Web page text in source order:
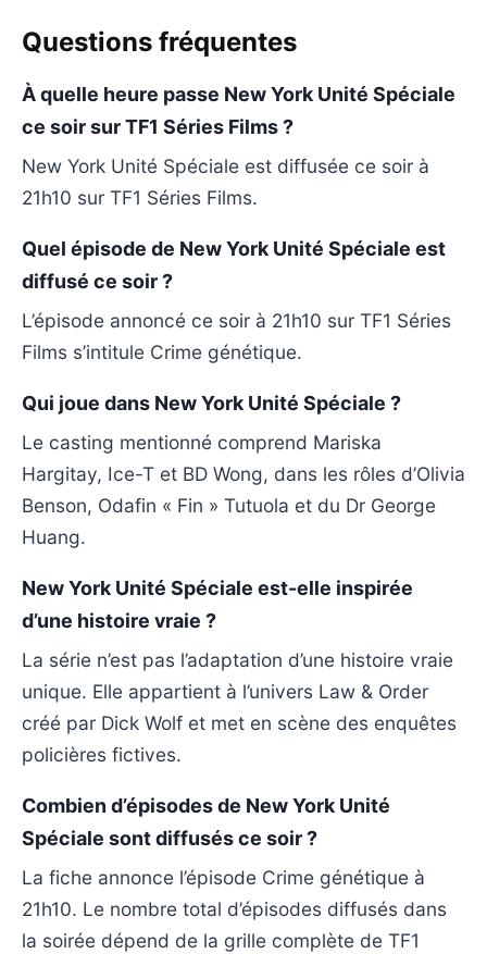
Questions fréquentes
À quelle heure passe New York Unité Spéciale
ce soir sur TF1 Séries Films ?
New York Unité Spéciale est diffusée ce soir à
21h10 sur TF1 Séries Films.
Quel épisode de New York Unité Spéciale est
diffusé ce soir ?
L’épisode annoncé ce soir à 21h10 sur TF1 Séries
Films s’intitule Crime génétique.
Qui joue dans New York Unité Spéciale ?
Le casting mentionné comprend Mariska
Hargitay, Ice-T et BD Wong, dans les rôles d’Olivia
Benson, Odafin « Fin » Tutuola et du Dr George
Huang.
New York Unité Spéciale est-elle inspirée
d’une histoire vraie ?
La série n’est pas l’adaptation d’une histoire vraie
unique. Elle appartient à l’univers Law & Order
créé par Dick Wolf et met en scène des enquêtes
policières fictives.
Combien d’épisodes de New York Unité
Spéciale sont diffusés ce soir ?
La fiche annonce l’épisode Crime génétique à
21h10. Le nombre total d’épisodes diffusés dans
la soirée dépend de la grille complète de TF1